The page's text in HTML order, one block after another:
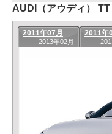
AUDI（アウディ）
2011年07月
- 2013年02月
2011年
-